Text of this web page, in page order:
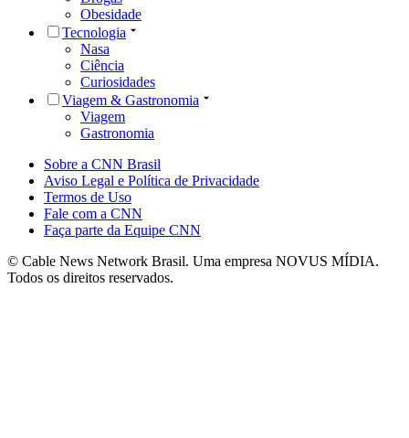
Obesidade
Tecnologia
Nasa
Ciência
Curiosidades
Viagem & Gastronomia
Viagem
Gastronomia
Sobre a CNN Brasil
Aviso Legal e Política de Privacidade
Termos de Uso
Fale com a CNN
Faça parte da Equipe CNN
© Cable News Network Brasil. Uma empresa NOVUS MÍDIA.
Todos os direitos reservados.